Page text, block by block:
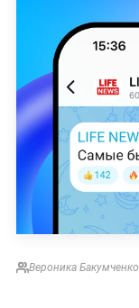
Вероника Бакумченко